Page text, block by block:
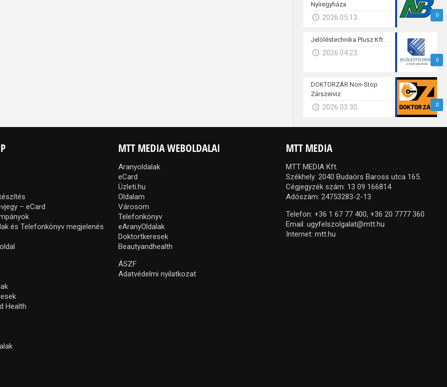
0
Nyíregyháza
2026.05.13.
0
Jelöléstechnika Plusz Kft.
2026.04.23.
0
DOKTORZÁR Non-Stop
Zárszerviz
2026.03.30.
– eCard
és Telefonkönyv megjelenés
Health
MTT MEDIA WEBOLDALAI
Aranyoldalak
eCard
Üzleti.hu
Oldalam
Városom
Telefonkönyv
eAranyOldalak
Doktortkeresek
Beautyandhealth
ÁSZF
Adatvédelmi nyilatkozat
MTT MEDIA
MTT MEDIA Kft.
Székhely: 2040 Budaörs Baross utca 165.
Cégjegyzék szám: 13 09 166814
Adószám: 24753283-2-13
Telefon:+36 1 67 77 400, +36 20 7777 360
Email:ugyfelszolgalat@mtt.hu
Internet:mtt.hu